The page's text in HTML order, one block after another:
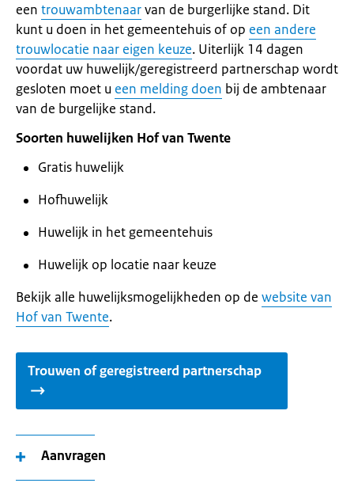
een trouwambtenaarvan de burgerlijke stand. Dit
kunt u doen in het gemeentehuis of op een andere
trouwlocatie naar eigen keuze. Uiterlijk 14 dagen
voordat uw huwelijk/geregistreerd partnerschap wordt
gesloten moet u een melding doen bij de ambtenaar
van de burgelijke stand.
Soorten huwelijken Hof van Twente
Gratis huwelijk
Hofhuwelijk
Huwelijk in het gemeentehuis
Huwelijk op locatie naar keuze
Bekijk alle huwelijksmogelijkheden op de website van
Hof van Twente.
Trouwen of geregistreerd partnerschap
Aanvragen